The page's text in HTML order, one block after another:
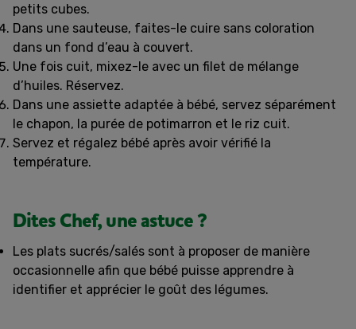
petits cubes.
Dans une sauteuse, faites-le cuire sans coloration
dans un fond d’eau à couvert.
Une fois cuit, mixez-le avec un filet de mélange
d’huiles. Réservez.
Dans une assiette adaptée à bébé, servez séparément
le chapon, la purée de potimarron et le riz cuit.
Servez et régalez bébé après avoir vérifié la
température.
Dites Chef, une astuce ?
Les plats sucrés/salés sont à proposer de manière
occasionnelle afin que bébé puisse apprendre à
identifier et apprécier le goût des légumes.